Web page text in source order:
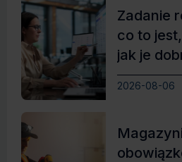
Zadanie
co to
jak je
2026-08-06